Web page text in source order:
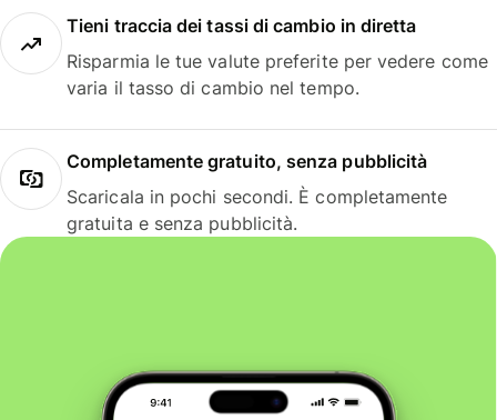
Tieni traccia dei tassi di cambio in diretta
Risparmia le tue valute preferite per vedere come
varia il tasso di cambio nel tempo.
Completamente gratuito, senza pubblicità
Scaricala in pochi secondi. È completamente
gratuita e senza pubblicità.